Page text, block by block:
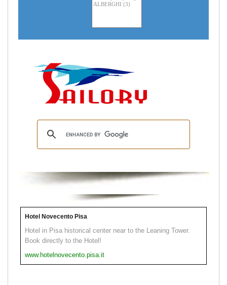
Hotel Novecento Pisa
Hotel in Pisa historical center near to the Leaning Tower.
Book directly to the Hotel!
www.hotelnovecento.pisa.it